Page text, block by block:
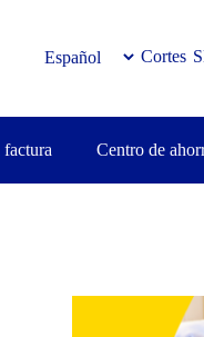
Cortes
factura Centro de